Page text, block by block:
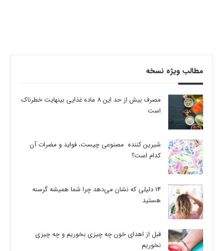
مطالب ویژه نسخه
مصرف بیش از حد این 8 ماده غذایی بینهایت خطرناک
است
شیرین کننده مصنوعی چیست، فواید و مضرات آن
کدام است؟
14 دلیلی که نشان می‌دهد چرا شما همیشه گرسنه
هستید
قبل از اهدای خون چه چیزی بخوریم و چه چیزی
نخوریم